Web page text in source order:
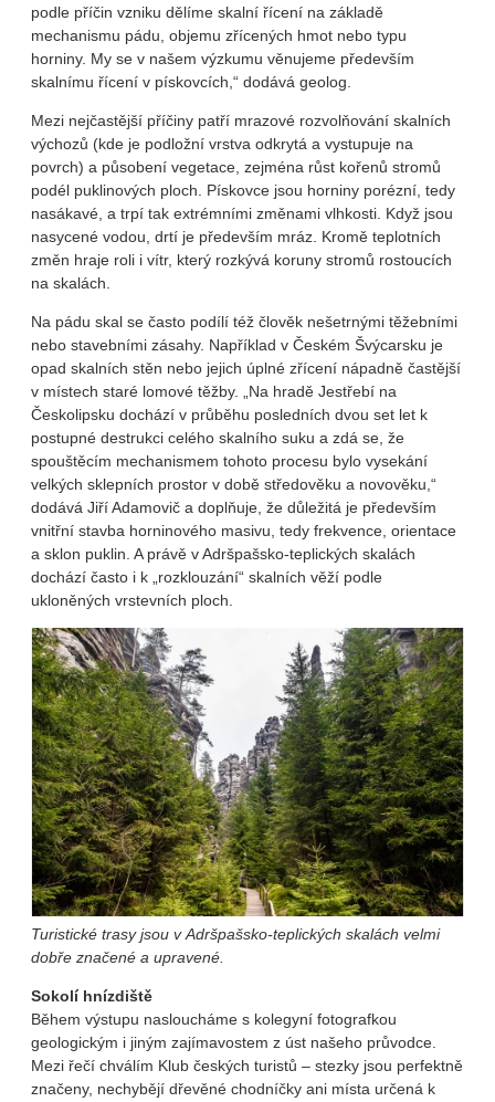
podle příčin vzniku dělíme skalní řícení na základě
mechanismu pádu, objemu zřícených hmot nebo typu
horniny. My se v našem výzkumu věnujeme především
skalnímu řícení v pískovcích,“ dodává geolog.
Mezi nejčastější příčiny patří mrazové rozvolňování skalních
výchozů (kde je podložní vrstva odkrytá a vystupuje na
povrch) a působení vegetace, zejména růst kořenů stromů
podél puklinových ploch. Pískovce jsou horniny porézní, tedy
nasákavé, a trpí tak extrémními změnami vlhkosti. Když jsou
nasycené vodou, drtí je především mráz. Kromě teplotních
změn hraje roli i vítr, který rozkývá koruny stromů rostoucích
na skalách.
Na pádu skal se často podílí též člověk nešetrnými těžebními
nebo stavebními zásahy. Například v Českém Švýcarsku je
opad skalních stěn nebo jejich úplné zřícení nápadně častější
v místech staré lomové těžby. „Na hradě Jestřebí na
Českolipsku dochází v průběhu posledních dvou set let k
postupné destrukci celého skalního suku a zdá se, že
spouštěcím mechanismem tohoto procesu bylo vysekání
velkých sklepních prostor v době středověku a novověku,“
dodává Jiří Adamovič a doplňuje, že důležitá je především
vnitřní stavba horninového masivu, tedy frekvence, orientace
a sklon puklin. A právě v Adršpašsko-teplických skalách
dochází často i k „rozklouzání“ skalních věží podle
ukloněných vrstevních ploch.
Turistické trasy jsou v Adršpašsko-teplických skalách velmi
dobře značené a upravené.
Sokolí hnízdiště
Během výstupu nasloucháme s kolegyní fotografkou
geologickým i jiným zajímavostem z úst našeho průvodce.
Mezi řečí chválím Klub českých turistů – stezky jsou perfektně
značeny, nechybějí dřevěné chodníčky ani místa určená k